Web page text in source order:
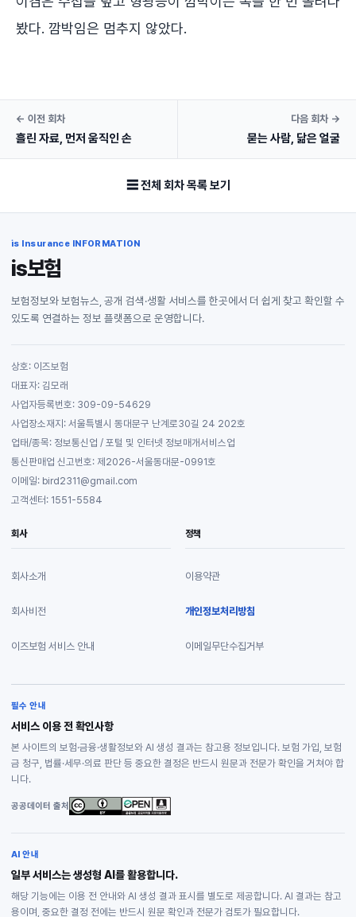
봤다. 깜박임은 멈추지 않았다.
← 이전 회차
흘린 자료, 먼저 움직인 손
다음 회차 →
묻는 사람, 닮은 얼굴
☰ 전체 회차 목록 보기
is Insurance INFORMATION
is보험
보험정보와 보험뉴스, 공개 검색·생활 서비스를 한곳에서 더 쉽게 찾고 확인할 수
있도록 연결하는 정보 플랫폼으로 운영합니다.
상호: 이즈보험
대표자: 김모래
사업자등록번호: 309-09-54629
사업장소재지: 서울특별시 동대문구 난계로30길 24 202호
업태/종목: 정보통신업 / 포털 및 인터넷 정보매개서비스업
통신판매업 신고번호: 제2026-서울동대문-0991호
이메일: bird2311@gmail.com
고객센터: 1551-5584
회사
회사소개
회사비전
이즈보험 서비스 안내
정책
이용약관
개인정보처리방침
이메일무단수집거부
필수 안내
서비스 이용 전 확인사항
본 사이트의 보험·금융·생활정보와 AI 생성 결과는 참고용 정보입니다. 보험 가입, 보험
금 청구, 법률·세무·의료 판단 등 중요한 결정은 반드시 원문과 전문가 확인을 거쳐야 합
니다.
공공데이터 출처
AI 안내
일부 서비스는 생성형 AI를 활용합니다.
해당 기능에는 이용 전 안내와 AI 생성 결과 표시를 별도로 제공합니다. AI 결과는 참고
용이며, 중요한 결정 전에는 반드시 원문 확인과 전문가 검토가 필요합니다.